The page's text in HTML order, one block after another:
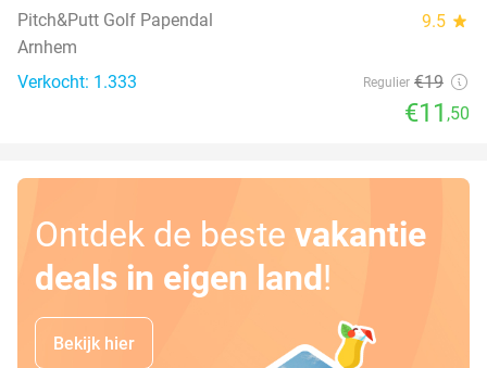
Pitch&Putt Golf Papendal 9.5 star
Arnhem
Verkocht: 1.333
Regulier €19
€11 ,50
Ontdek de beste vakantie
deals in eigen land!
Bekijk hier